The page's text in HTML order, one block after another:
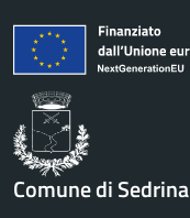
Comune di Sedrina